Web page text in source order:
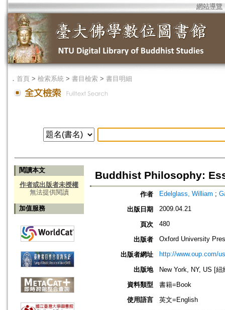
網站導覽
． 首頁 > 檢索系統 > 書目檢索 > 書目明細
閱讀本文
作者或出版者未授權
無法提供閱讀
加值服務
Buddhist Philosophy:
作者 Edelglass, William ;
出版日期 2009.04.21
頁次 480
出版者 Oxford University
出版者網址 http://www.oup.com/
出版地
New York, NY, US [
資料類型
書籍=Book
使用語言
英文=English